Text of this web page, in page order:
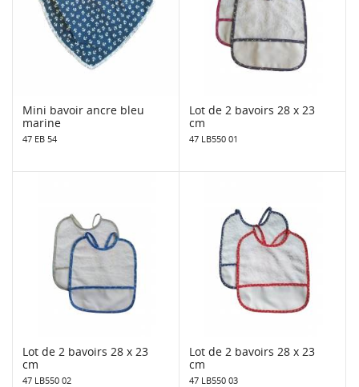
Mini bavoir ancre bleu
marine
47 EB 54
Lot de 2 bavoirs 28 x 23
cm
47 LB550 01
Lot de 2 bavoirs 28 x 23
cm
47 LB550 02
Lot de 2 bavoirs 28 x 23
cm
47 LB550 03